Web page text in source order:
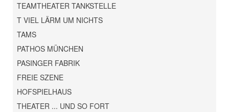
TEAMTHEATER TANKSTELLE
T VIEL LÄRM UM NICHTS
TAMS
PATHOS MÜNCHEN
PASINGER FABRIK
FREIE SZENE
HOFSPIELHAUS
THEATER ... UND SO FORT